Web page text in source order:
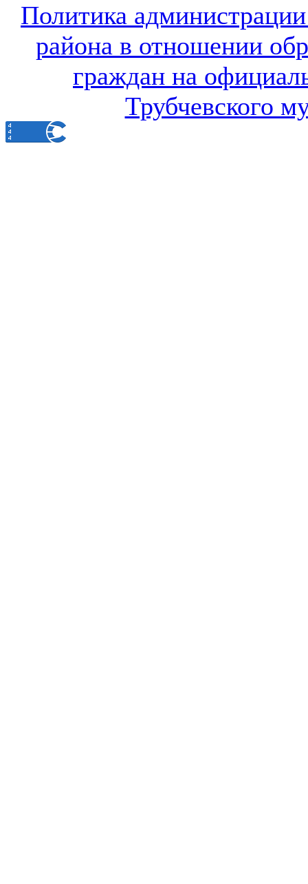
Политика
района в отношении
граждан на
Трубчевского